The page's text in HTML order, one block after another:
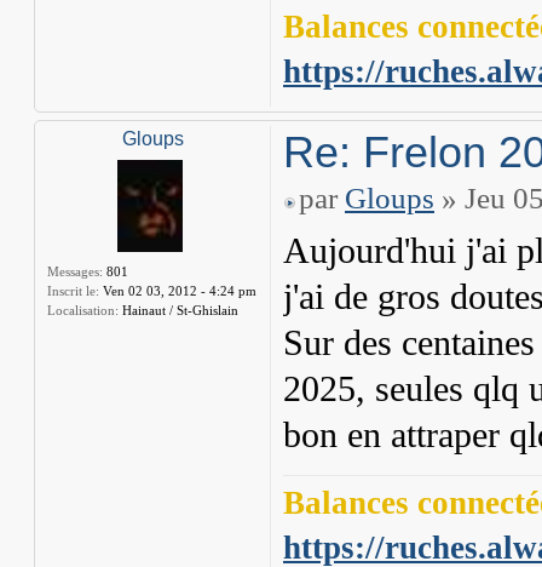
Balances
https://
Gloups
Messages: 801
Inscrit le: Ven 02 03, 2012 - 4:24 pm
Localisation: Hainaut / St-Ghislain
Re: Frelon
par Gloups » Jeu
Aujourd'hui j'ai
j'ai de gros
Sur des
2025, seules qlq
bon en attraper
Balances
https://